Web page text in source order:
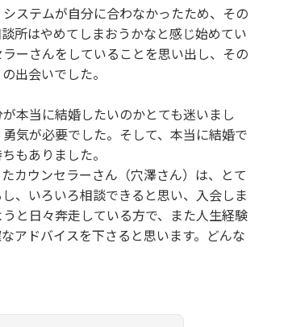
ステムが自分に合わなかったため、その
所はやめてしまおうかなと感じ始めてい
ーさんをしていることを思い出し、その
出会いでした。
本当に結婚したいのかとても迷いまし
気が必要でした。そして、本当に結婚で
もありました。
カウンセラーさん（穴澤さん）は、とて
、いろいろ相談できると思い、入会しま
と日々奔走している方で、また人生経験
アドバイスを下さると思います。どんな